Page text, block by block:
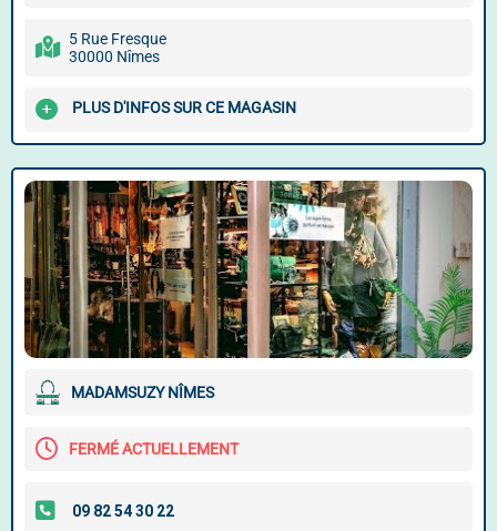
5 Rue Fresque
30000 Nîmes
PLUS D'INFOS SUR CE MAGASIN
MADAMSUZY NÎMES
FERMÉ ACTUELLEMENT